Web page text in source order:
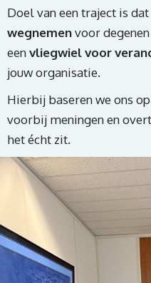
Doel van een traject is
wegnemenvoor
eenvliegwiel voor
jouw organisatie.
Hierbij baseren we ons op
voorbij meningen en
het écht zit.